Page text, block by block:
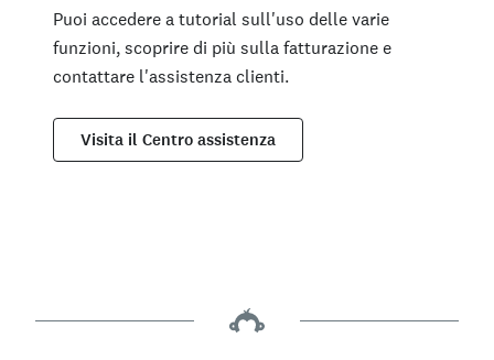
Puoi accedere a tutorial sull'uso delle varie
funzioni, scoprire di più sulla fatturazione e
contattare l'assistenza clienti.
Visita il Centro assistenza